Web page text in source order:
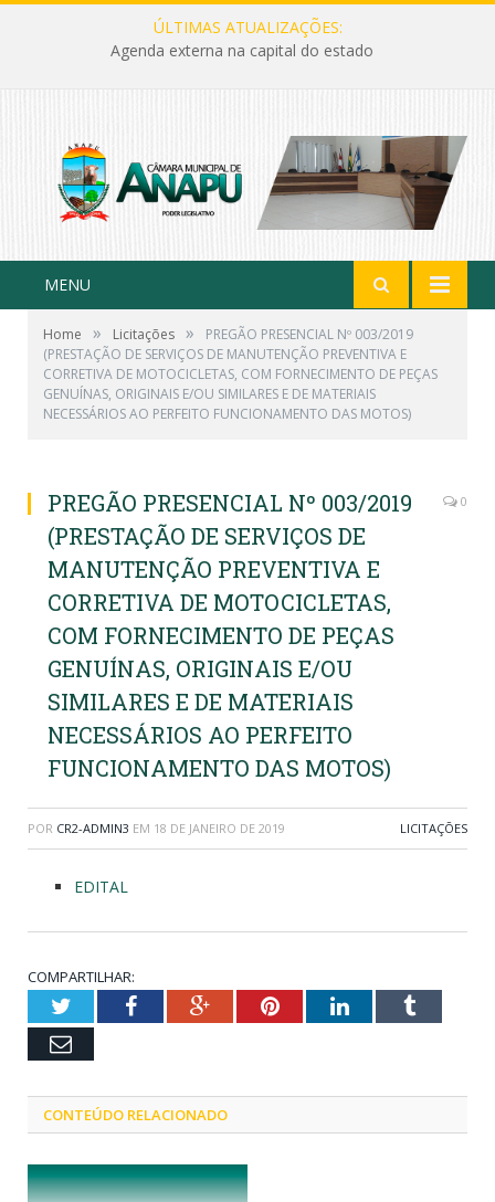
ÚLTIMAS ATUALIZAÇÕES:
Agenda externa na capital do estado
MENU
Home » Licitações »
PREGÃO PRESENCIAL Nº 003/2019
(PRESTAÇÃO DE SERVIÇOS DE MANUTENÇÃO PREVENTIVA E
CORRETIVA DE MOTOCICLETAS, COM FORNECIMENTO DE PEÇAS
GENUÍNAS, ORIGINAIS E/OU SIMILARES E DE MATERIAIS
NECESSÁRIOS AO PERFEITO FUNCIONAMENTO DAS MOTOS)
PREGÃO PRESENCIAL Nº 003/2019
(PRESTAÇÃO DE SERVIÇOS DE
MANUTENÇÃO PREVENTIVA E
CORRETIVA DE MOTOCICLETAS,
COM FORNECIMENTO DE PEÇAS
GENUÍNAS, ORIGINAIS E/OU
SIMILARES E DE MATERIAIS
NECESSÁRIOS AO PERFEITO
FUNCIONAMENTO DAS MOTOS)
0
POR CR2-ADMIN3 EM 18 DE JANEIRO DE 2019 LICITAÇÕES
EDITAL
COMPARTILHAR:
TwitterFacebookGoogle+PinterestLinkedInTumblr
Email
CONTEÚDO RELACIONADO